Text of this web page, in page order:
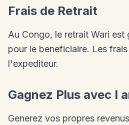
Frais de Retrait
Au Congo, le retrait Wari est
pour le beneficiaire. Les
l'expediteur.
Gagnez Plus avec I
Generez vos propres